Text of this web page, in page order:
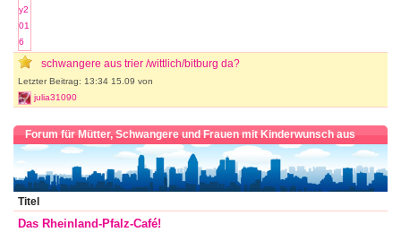
schwangere aus trier /wittlich/bitburg da?
Letzter Beitrag: 13:34 15.09 von
julia31090
Forum für Mütter, Schwangere und Frauen mit Kinderwunsch aus
Rheinland-Pfalz
Titel
Das Rheinland-Pfalz-Café!